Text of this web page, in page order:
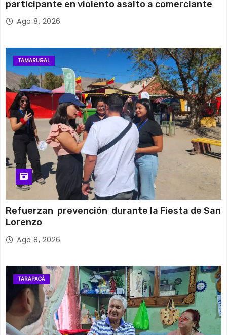
participante en violento asalto a comerciante
Ago 8, 2026
TAMARUGAL
Refuerzan prevención durante la Fiesta de San
Lorenzo
Ago 8, 2026
TARAPACÁ